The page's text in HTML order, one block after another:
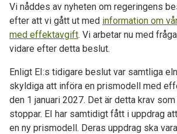
Vi nåddes av nyheten om regeringens
efter att vi gått ut med information om
med effektavgift. Vi arbetar nu med
vidare efter detta beslut.
Enligt EI:s tidigare beslut var samtliga
skyldiga att införa en prismodell med
den 1 januari 2027. Det är detta krav
stoppar. EI har samtidigt fått i uppdrag
en ny prismodell. Deras uppdrag ska